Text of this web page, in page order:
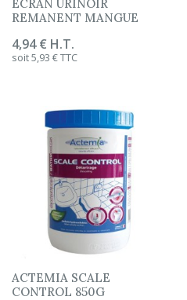
ÉCRAN URINOIR
REMANENT MANGUE
Prix
4,94 € H.T.
soit 5,93 € TTC
ACTEMIA SCALE
CONTROL 850G